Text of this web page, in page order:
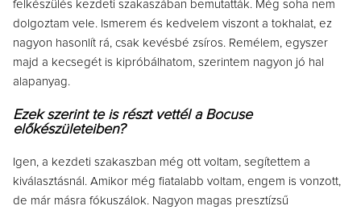
felkészülés kezdeti szakaszában bemutatták. Még soha nem
dolgoztam vele. Ismerem és kedvelem viszont a tokhalat, ez
nagyon hasonlít rá, csak kevésbé zsíros. Remélem, egyszer
majd a kecsegét is kipróbálhatom, szerintem nagyon jó hal
alapanyag.
Ezek szerint te is részt vettél a Bocuse
előkészületeiben?
Igen, a kezdeti szakaszban még ott voltam, segítettem a
kiválasztásnál. Amikor még fiatalabb voltam, engem is vonzott,
de már másra fókuszálok. Nagyon magas presztízsű